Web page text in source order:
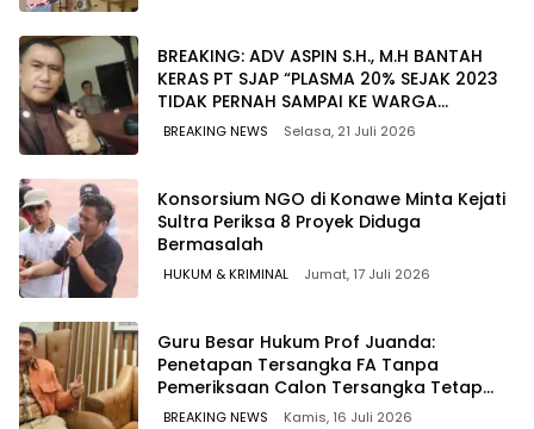
BREAKING: ADV ASPIN S.H., M.H BANTAH
KERAS PT SJAP “PLASMA 20% SEJAK 2023
TIDAK PERNAH SAMPAI KE WARGA
WAWOONE!
BREAKING NEWS Selasa, 21 Juli 2026
Konsorsium NGO di Konawe Minta Kejati
Sultra Periksa 8 Proyek Diduga
Bermasalah ‎
HUKUM & KRIMINAL Jumat, 17 Juli 2026
Guru Besar Hukum Prof Juanda:
Penetapan Tersangka FA Tanpa
Pemeriksaan Calon Tersangka Tetap
Sah Secara Hukum
BREAKING NEWS Kamis, 16 Juli 2026